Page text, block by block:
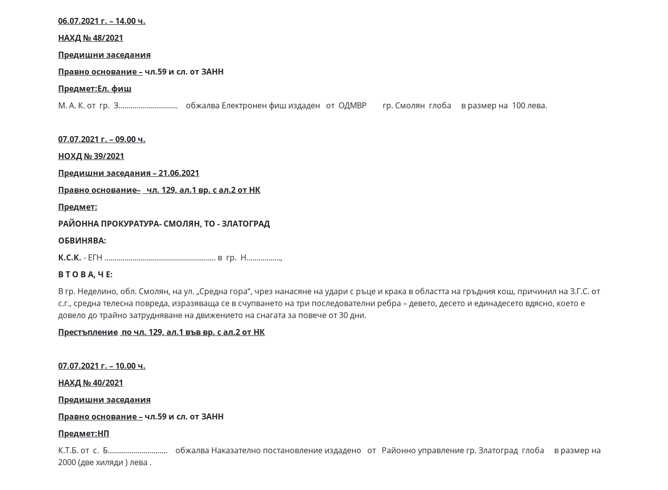
06.07.2021 г. – 14.00 ч.
НАХД № 48/2021
Предишни заседания
Правно основание – чл.59 и сл. от ЗАНН
Предмет:Ел. фиш
М. А. К. от гр. З.............................. обжалва Електронен фиш издаден от ОДМВР гр. Смолян глоба в размер на 100 лева.
07.07.2021 г. – 09.00 ч.
НОХД №39/2021
Предишни заседания – 21.06.2021
Правно основание– чл. 129, ал.1 вр. с ал.2 от НК
Предмет:
РАЙОННА ПРОКУРАТУРА- СМОЛЯН, ТО - ЗЛАТОГРАД
ОБВИНЯВА:
К.С.К. - ЕГН ........................................................ в гр. Н.................,
В Т О В А, Ч Е:
В гр. Неделино, обл. Смолян, на ул. „Средна гора“, чрез нанасяне на удари с ръце и крака в областта на гръдния кош, причинил на З.Г.С. от
с.г., средна телесна повреда, изразяваща се в счупването на три последователни ребра – девето, десето и единадесето вдясно, което е
довело до трайно затрудняване на движението на снагата за повече от 30 дни.
Престъпление по чл. 129, ал.1 във вр. с ал.2 от НК
07.07.2021 г. – 10.00 ч.
НАХД № 40/2021
Предишни заседания
Правно основание – чл.59 и сл. от ЗАНН
Предмет:НП
К.Т.Б. от с. Б.............................. обжалва Наказателно постановление издадено от Районно управление гр. Златоград глоба в размер на
2000 (две хиляди ) лева .